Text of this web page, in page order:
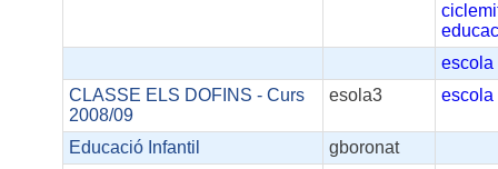
escola
CLASSE ELS DOFINS - Curs
2008/09
esola3 escola
Educació Infantil
gboronat